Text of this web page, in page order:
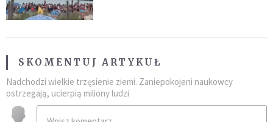
SKOMENTUJ ARTYKUŁ
Nadchodzi wielkie trzęsienie ziemi. Zaniepokojeni naukowcy
ostrzegają, ucierpią miliony ludzi